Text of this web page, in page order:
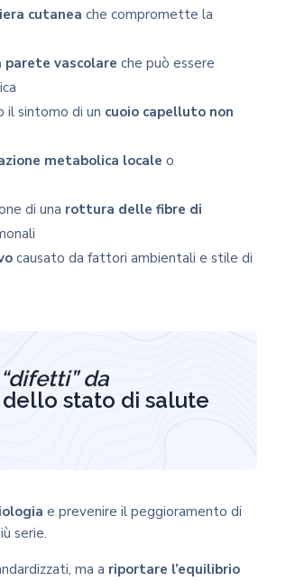
cutanea che compromette la
vascolare che può essere
il sintomo di un cuoio capelluto non
metabolica locale o
di una rottura delle fibre di
causato da fattori ambientali e stile di
da
stato di salute
e prevenire il peggioramento di
serie.
ma a riportare l’equilibrio